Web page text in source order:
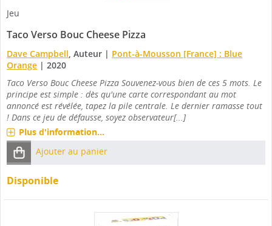
Jeu
Taco Verso Bouc Cheese Pizza
Dave Campbell, Auteur | Pont-à-Mousson [France] : Blue
Orange | 2020
Taco Verso Bouc Cheese Pizza Souvenez-vous bien de ces 5 mots. Le
principe est simple : dès qu'une carte correspondant au mot
annoncé est révélée, tapez la pile centrale. Le dernier ramasse tout
! Dans ce jeu de défausse, soyez observateur[...]
Plus d'information...
Ajouter au panier
Disponible